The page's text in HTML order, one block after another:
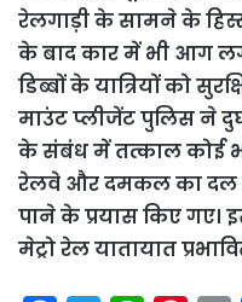
रेलगाड़ी के सामने के
के बाद कार में भी आग
डिब्बों के यात्रियों को
माउंट प्लीजेंट पुलिस ने
के संबंध में तत्काल कोई
रेलवे और दमकल का दल
पाने के प्रयास किए गए।
मेट्रो रेल यातायात